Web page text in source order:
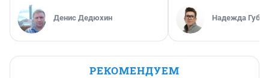
Денис Дедюхин Надежда
РЕКОМЕНДУЕМ